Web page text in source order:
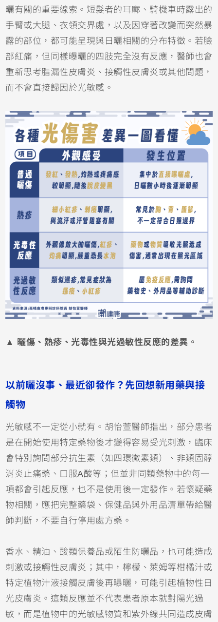
曬有關的重要線索。短髮者的耳廓、騎機車時露出的
手臂或大腿、衣領交界處，以及因穿著改變而突然暴
露的部位，都可能呈現與日曬相關的分布特徵。若臉
部紅痛，但同樣曝曬的四肢完全沒有反應，醫師也會
重新思考脂漏性皮膚炎、 接觸性皮膚炎 或其他問題，
而不會直接歸因於光敏感。
▲ 曬傷、熱疹、光毒性與光過敏性反應的差異。
以前曬沒事、最近卻發作？先回想新用藥與接
觸物
光敏感不一定從小就有。胡怡萱醫師指出，部分患者
是在開始使用特定藥物後才變得容易受光刺激，臨床
會特別詢問部分抗生素（如四環黴素類）、非類固醇
消炎止痛藥、口服A酸等；但並非同類藥物中的每一
項都會引起反應，也不是使用後一定發作。若懷疑藥
物相關，應把完整藥袋、保健品與外用品清單帶給醫
師判斷，不要自行停用處方藥。
香水、精油、酸類保養品或陌生 防曬品，也可能造成
刺激或接觸性皮膚炎；其中，檸檬、萊姆等柑橘汁或
特定植物汁液接觸皮膚後再曝曬，可能引起植物性日
光皮膚炎。這類反應並不代表患者原本就對陽光過
敏，而是植物中的光敏感物質和紫外線共同造成皮膚